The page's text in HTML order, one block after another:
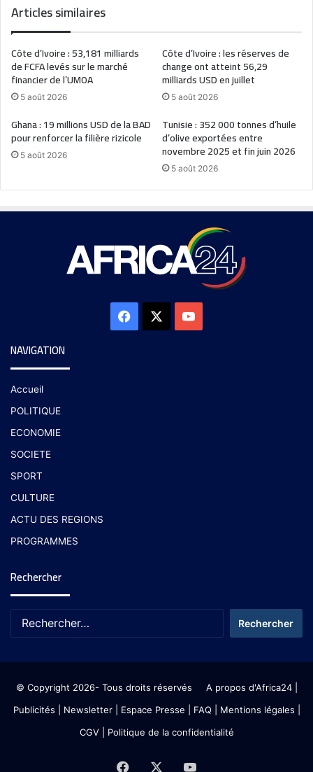
Articles similaires
Côte d’Ivoire : 53,181 milliards
de FCFA levés sur le marché
financier de l’UMOA
5 août 2026
Côte d’Ivoire : les réserves de
change ont atteint 56,29
milliards USD en juillet
5 août 2026
Ghana : 19 millions USD de la BAD
pour renforcer la filière rizicole
5 août 2026
Tunisie : 352 000 tonnes d’huile
d’olive exportées entre
novembre 2025 et fin juin 2026
5 août 2026
NAVIGATION
Accueil
POLITIQUE
ECONOMIE
SOCIETE
SPORT
CULTURE
ACTU DES REGIONS
PROGRAMMES
Rechercher
© Copyright 2026- Tous droits réservés A propos d'Africa24|
Publicités
Newsletter| Espace Presse | FAQ | Mentions légales
CGV| Politique de la confidentialité